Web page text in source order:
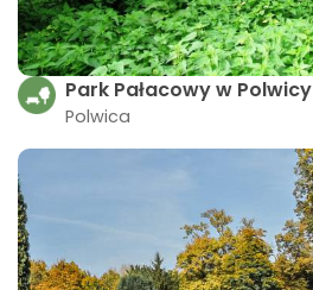
Park Pałacowy w Polwicy
Polwica